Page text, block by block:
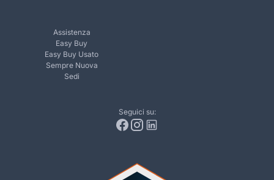
Assistenza
Easy Buy
Easy Buy Usato
Sempre Nuova
Sedi
Seguici su: